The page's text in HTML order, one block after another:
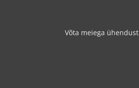
Võta meiega ühendust